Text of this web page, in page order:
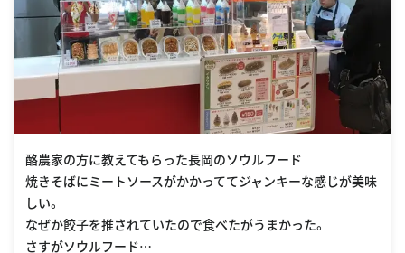
酪農家の方に教えてもらった長岡のソウルフード
焼きそばにミートソースがかかっててジャンキーな感じが美味
しい。
なぜか餃子を推されていたので食べたがうまかった。
さすがソウルフード…